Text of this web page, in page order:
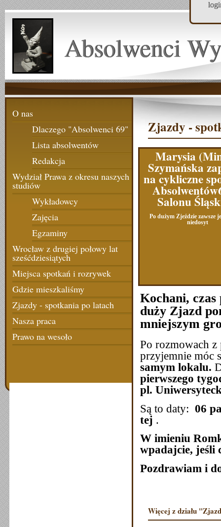
Absolwenci
O nas
Dlaczego "Absolwenci 69"
Lista absolwentów
Redakcja
Wydział Prawa z okresu naszych
studiów
Wykładowcy
Zajęcia
Egzaminy
Wrocław z drugiej połowy lat
sześćdziesiątych
Miejsca spotkań i rozrywek
Gdzie mieszkaliśmy
Zjazdy - spotkania po latach
Nasza praca
Prawo na wesoło
Zjazdy -
Marysia
Szymańska
na cykliczne
Salonu
Po dużym Zjeździe zawsze
niedosyt
Kochani, czas
duży Zjazd
mniejszym
Po rozmowach
przyjemnie móc
samym lokalu.
pierwszego
pl.
Są to daty: 06
tej .
W imieniu
wpadajcie, jeśli
Pozdrawiam i
Więcej z działu